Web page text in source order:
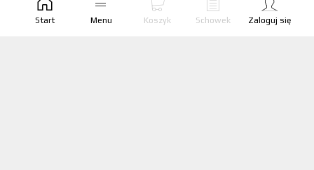
Start Menu Koszyk Schowek Zaloguj się